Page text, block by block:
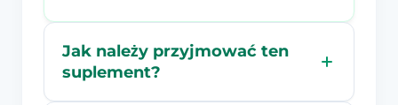
Jak należy przyjmować ten
suplement?